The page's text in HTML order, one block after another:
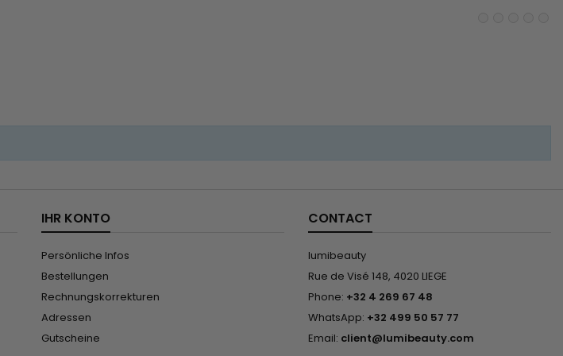
IHR KONTO
Persönliche Infos
Bestellungen
Rechnungskorrekturen
Adressen
Gutscheine
CONTACT
lumibeauty
Rue de Visé 148, 4020 LIEGE
Phone: +32 4 269 67 48
WhatsApp: +32 499 50 57 77
Email: client@lumibeauty.com